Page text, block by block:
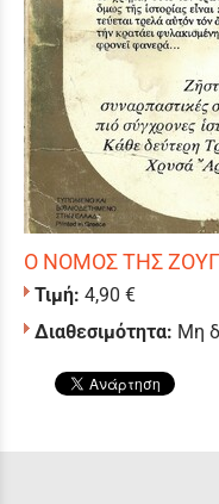
Ο ΝΟΜΟΣ ΤΗΣ
Τιμή: 4,90 €
Διαθεσιμότητα: Μη